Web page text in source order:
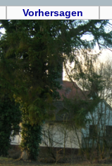
Vorhersagen